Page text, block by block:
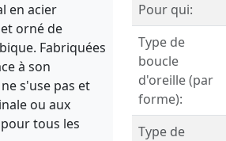
en acier
orné de
Fabriquées
à son
s'use pas et
ou aux
tous les
Pour qui:
Type de
boucle
d'oreille (par
forme):
Type de